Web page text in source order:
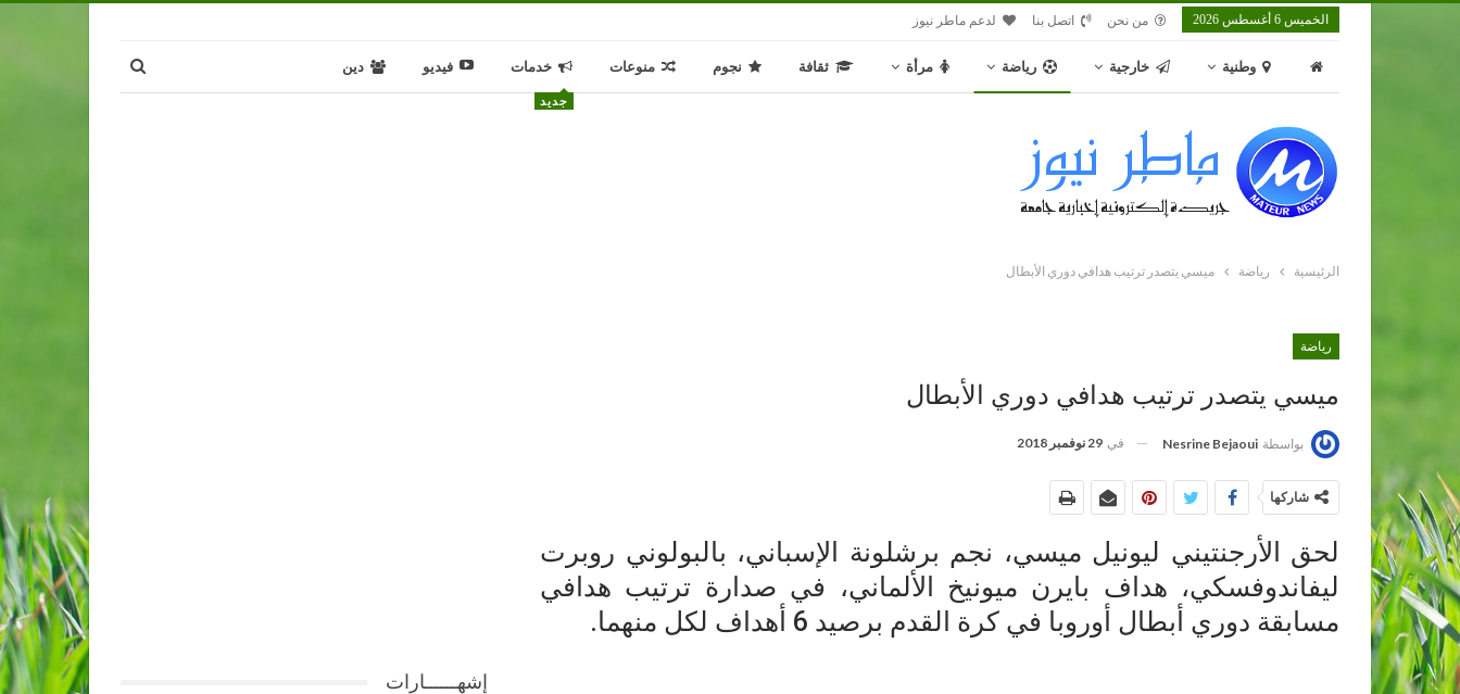
الخميس 6 أغسطس 2026 من نحن اتصل بنا لدعم ماطر نيوز
وطنية خارجية رياضة مرأة ثقافة نجوم منوعات خدمات
جديد
فيديو دين
الرئيسية رياضة ميسي يتصدر ترتيب هدافي دوري الأبطال
رياضة
ميسي يتصدر ترتيب هدافي دوري الأبطال
بواسطة Nesrine Bejaoui في 29 نوفمبر 2018
شاركها
لحق الأرجنتيني ليونيل ميسي، نجم برشلونة الإسباني، بالبولوني روبرت
ليفاندوفسكي، هداف بايرن ميونيخ الألماني، في صدارة ترتيب هدافي
مسابقة دوري أبطال أوروبا في كرة القدم برصيد 6 أهداف لكل منهما.
إشهــــــارات